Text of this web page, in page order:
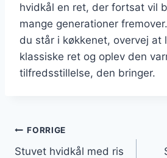
hvidkål en ret, der fortsat vil
mange generationer
du står i køkkenet, overvej at
klassiske ret og oplev den
tilfredsstillelse, den bringer.
Indlægsnavigation
FORRIGE
Stuvet hvidkål med ris